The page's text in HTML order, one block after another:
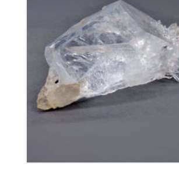
Cristal De Roche
50